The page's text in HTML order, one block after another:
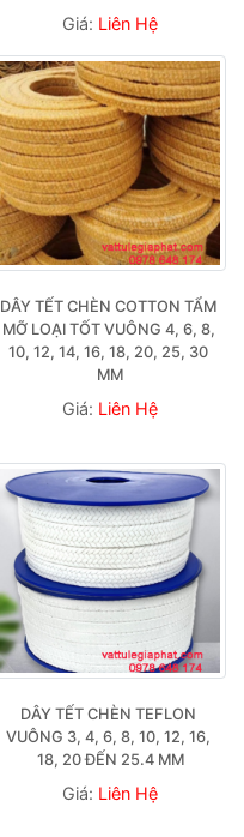
Giá: Liên Hệ
DÂY TẾT CHÈN COTTON TẨM
MỠ LOẠI TỐT VUÔNG 4, 6, 8,
10, 12, 14, 16, 18, 20, 25, 30
MM
Giá: Liên Hệ
DÂY TẾT CHÈN TEFLON
VUÔNG 3, 4, 6, 8, 10, 12, 16,
18, 20 ĐẾN 25.4 MM
Giá: Liên Hệ